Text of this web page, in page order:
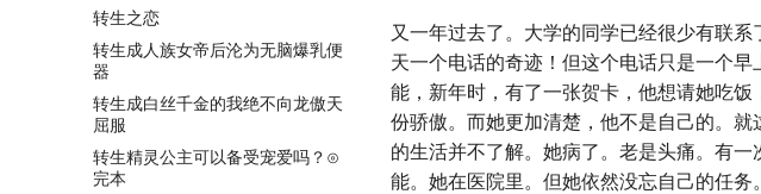
转生之恋
转生成人族女帝后沦为无脑爆乳便
器
转生成白丝千金的我绝不向龙傲天
屈服
转生精灵公主可以备受宠爱吗？⊙
完本
又一年过去了。大学的同学已经很少有联
天一个电话的奇迹！但这个电话只是一个
能，新年时，有了一张贺卡，他想请她吃
份骄傲。而她更加清楚，他不是自己的。
的生活并不了解。她病了。老是头痛。有
能。她在医院里。但她依然没忘自己的任